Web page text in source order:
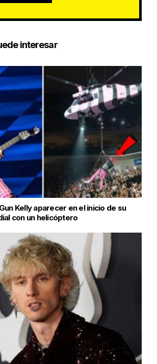
interesar
Kelly aparecer en el inicio de su
con un helicóptero